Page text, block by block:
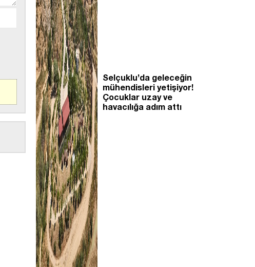
Selçuklu’da geleceğin
mühendisleri yetişiyor!
Çocuklar uzay ve
havacılığa adım attı